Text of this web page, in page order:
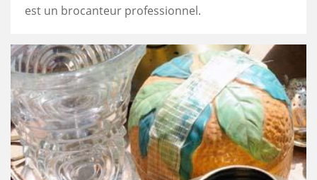
est un brocanteur professionnel.